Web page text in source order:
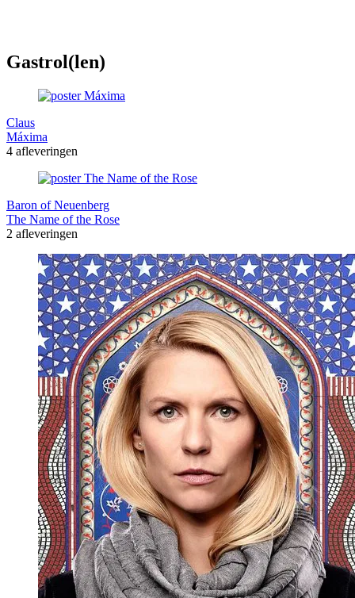
Gastrol(len)
Claus
Máxima
4 afleveringen
Baron of Neuenberg
The Name of the Rose
2 afleveringen